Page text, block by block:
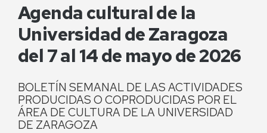
Agenda cultural de la
Universidad de Zaragoza
del 7 al 14 de mayo de 2026
BOLETÍN SEMANAL DE LAS ACTIVIDADES
PRODUCIDAS O COPRODUCIDAS POR EL
ÁREA DE CULTURA DE LA UNIVERSIDAD
DE ZARAGOZA